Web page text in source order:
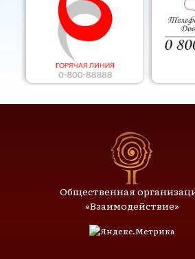
Общественная
«Взаимодействие»